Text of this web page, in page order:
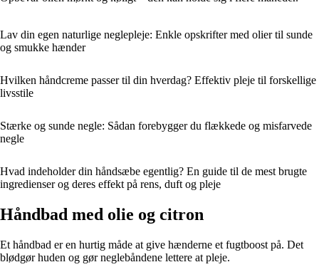
Lav din egen naturlige neglepleje: Enkle opskrifter med olier til sunde
og smukke hænder
Hvilken håndcreme passer til din hverdag? Effektiv pleje til forskellige
livsstile
Stærke og sunde negle: Sådan forebygger du flækkede og misfarvede
negle
Hvad indeholder din håndsæbe egentlig? En guide til de mest brugte
ingredienser og deres effekt på rens, duft og pleje
Håndbad med olie og citron
Et håndbad er en hurtig måde at give hænderne et fugtboost på. Det
blødgør huden og gør neglebåndene lettere at pleje.